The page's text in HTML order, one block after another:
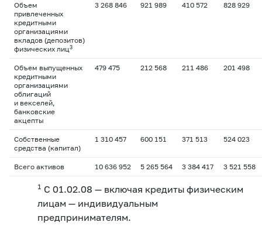
Объем
привлеченных
кредитными
организациями
вкладов (депозитов)
физических лиц3
3 268 846 921 989 410 572 828 929
Объем выпущенных
кредитными
организациями
облигаций
и векселей,
банковские
акцепты
479 475 212 568 211 486 201 498
Собственные
средства (капитал)
1 310 457 600 151 371 513 524 023
Всего активов 10 636 952 5 265 564 3 384 417 3 521 558
1 С 01.02.08 — включая кредиты физическим
лицам — индивидуальным
предпринимателям.